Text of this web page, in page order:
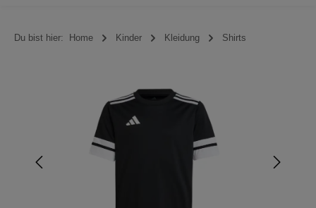
Du bist hier: Home Kinder Kleidung Shirts
Bildergalerie überspringen